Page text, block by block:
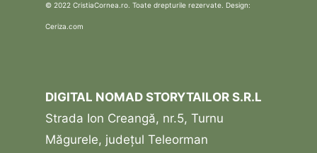
© 2022 CristiaCornea.ro. Toate drepturile rezervate. Design:
Ceriza.com
DIGITAL NOMAD STORYTAILOR S.R.L
Strada Ion Creangă, nr.5, Turnu
Măgurele, județul Teleorman